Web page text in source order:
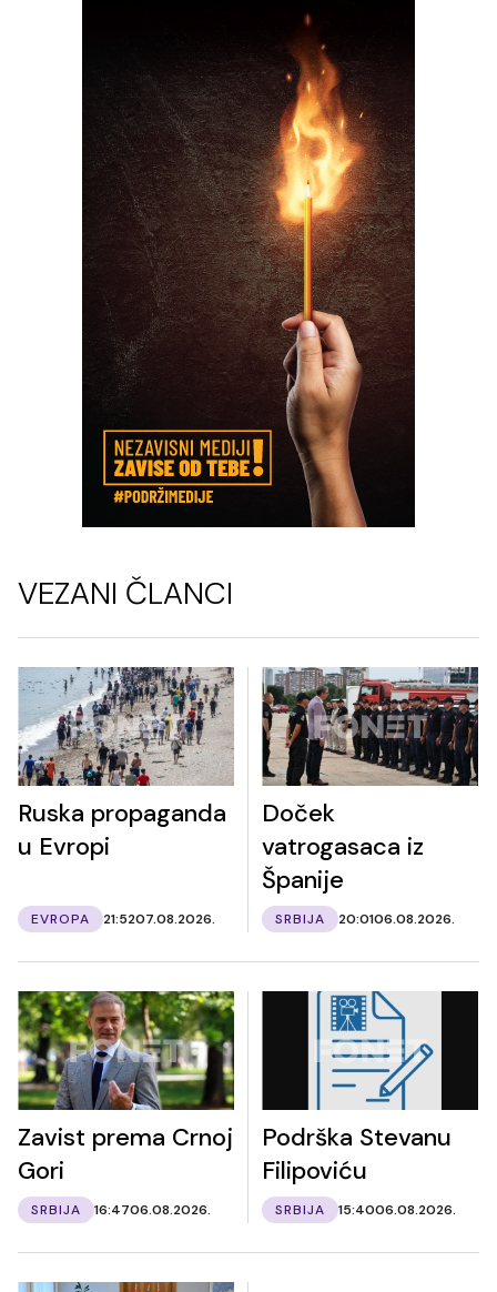
VEZANI ČLANCI
Ruska propaganda
u Evropi
EVROPA 21:5207.08.2026.
Doček
vatrogasaca iz
Španije
SRBIJA 20:0106.08.2026.
Zavist prema Crnoj
Gori
SRBIJA 16:4706.08.2026.
Podrška Stevanu
Filipoviću
SRBIJA 15:4006.08.2026.